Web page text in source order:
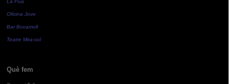
La Pua
Oficina Jove
Bar Bocamoll
Teatre Mira-sol
Què fem